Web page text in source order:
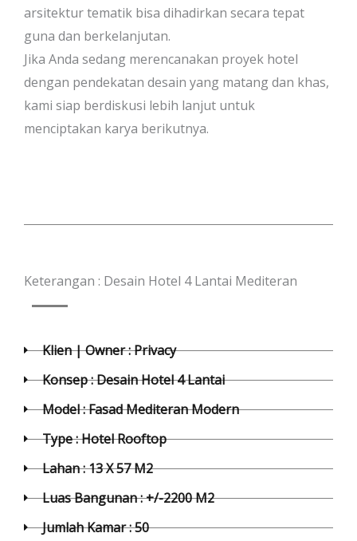
arsitektur tematik bisa dihadirkan secara tepat
guna dan berkelanjutan.
Jika Anda sedang merencanakan proyek hotel
dengan pendekatan desain yang matang dan khas,
kami siap berdiskusi lebih lanjut untuk
menciptakan karya berikutnya.
Keterangan : Desain Hotel 4 Lantai Mediteran
Klien | Owner : Privacy
Konsep : Desain Hotel 4 Lantai
Model : Fasad Mediteran Modern
Type : Hotel Rooftop
Lahan : 13 X 57 M2
Luas Bangunan : +/-2200 M2
Jumlah Kamar : 50